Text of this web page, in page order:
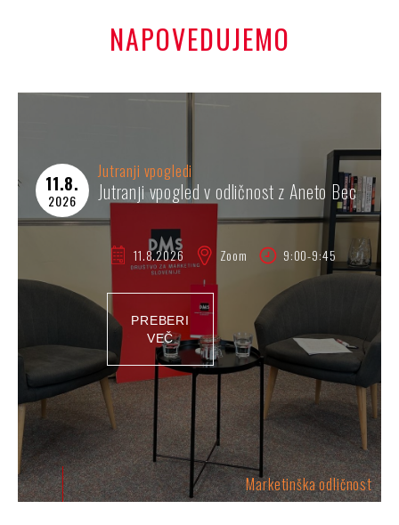
NAPOVEDUJEMO
11.8.
2026
Jutranji vpogledi
Jutranji vpogled v odličnost z Aneto Bec
Marketinška odličnost
11.8.2026 Zoom 9:00-9:45
PREBERI
VEČ